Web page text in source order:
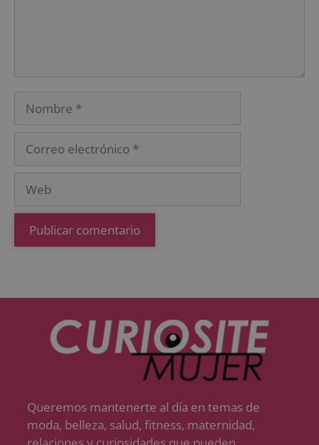
Queremos mantenerte al día en temas de
moda, belleza, salud, fitness, maternidad,